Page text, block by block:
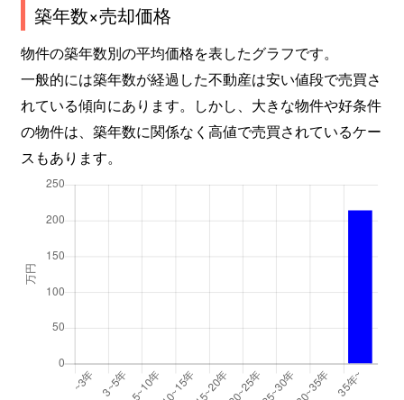
築年数×売却価格
物件の築年数別の平均価格を表したグラフです。
一般的には築年数が経過した不動産は安い値段で売買さ
れている傾向にあります。しかし、大きな物件や好条件
の物件は、築年数に関係なく高値で売買されているケー
スもあります。